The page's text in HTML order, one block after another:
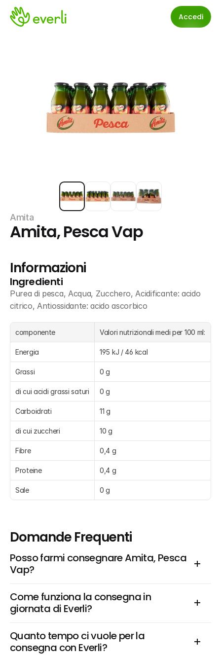
Accedi
Amita
Amita, Pesca Vap
Informazioni
Ingredienti
Purea di pesca, Acqua, Zucchero, Acidificante: acido
citrico, Antiossidante: acido ascorbico
componente Valori nutrizionali medi per 100 ml:
Energia 195 kJ / 46 kcal
Grassi 0 g
di cui acidi grassi saturi 0 g
Carboidrati 11 g
di cui zuccheri 10 g
Fibre 0,4 g
Proteine 0,4 g
Sale 0 g
Domande Frequenti
Posso farmi consegnare Amita, Pesca
Vap?
Come funziona la consegna in
giornata di Everli?
Quanto tempo ci vuole per la
consegna con Everli?